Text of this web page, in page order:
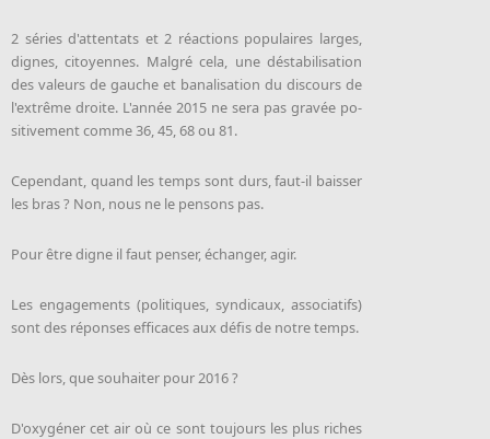
2 sé­ries d'at­ten­tats et 2 ré­ac­tions popu­laires larges,
dignes, ci­toyennes. Mal­gré ce­la, une dé­sta­bi­li­sa­tion
des va­leurs de gauche et ba­na­li­sa­tion du discours de
l'ext­rême droite. L'an­née 2015 ne se­ra pas gra­vée po­
si­ti­ve­ment comme 36, 45, 68 ou 81.
Ce­pen­dant, quand les temps sont durs, faut-il bais­ser
les bras ? Non, nous ne le pensons pas.
Pour être digne il faut pen­ser, échan­ger, agir.
Les en­ga­ge­ments (po­li­tiques, syn­di­caux, as­so­cia­tifs)
sont des ré­ponses ef­fi­caces aux dé­fis de notre temps.
Dès lors, que sou­hai­ter pour 2016 ?
D'oxy­géner cet air où ce sont tou­jours les plus riches